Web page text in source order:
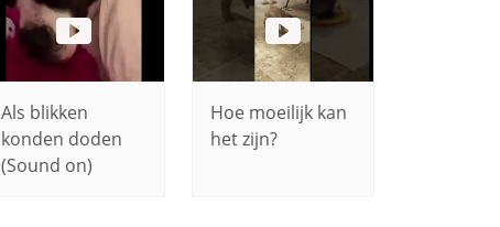
Als blikken
konden doden
(Sound on)
Hoe moeilijk kan
het zijn?